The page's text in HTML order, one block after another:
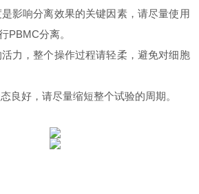
影响分离效果的关键因素，请尽量使用
PBMC分离。
力，整个操作过程请轻柔，避免对细胞
良好，请尽量缩短整个试验的周期。